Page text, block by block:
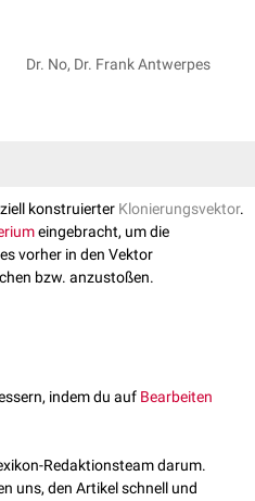
Dr. No, Dr. Frank Antwerpes
konstruierter Klonierungsvektor.
eingebracht, um die
vorher in den Vektor
bzw. anzustoßen.
indem du auf Bearbeiten
Redaktionsteam darum.
uns, den Artikel schnell und